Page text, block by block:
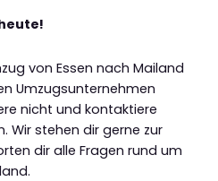
von Essen nach Mailand
Umzugsunternehmen
nicht und kontaktiere
Wir stehen dir gerne zur
dir alle Fragen rund um